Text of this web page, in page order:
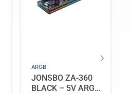
ARGB
JONSBO ZA-360
BLACK – 5V ARGB